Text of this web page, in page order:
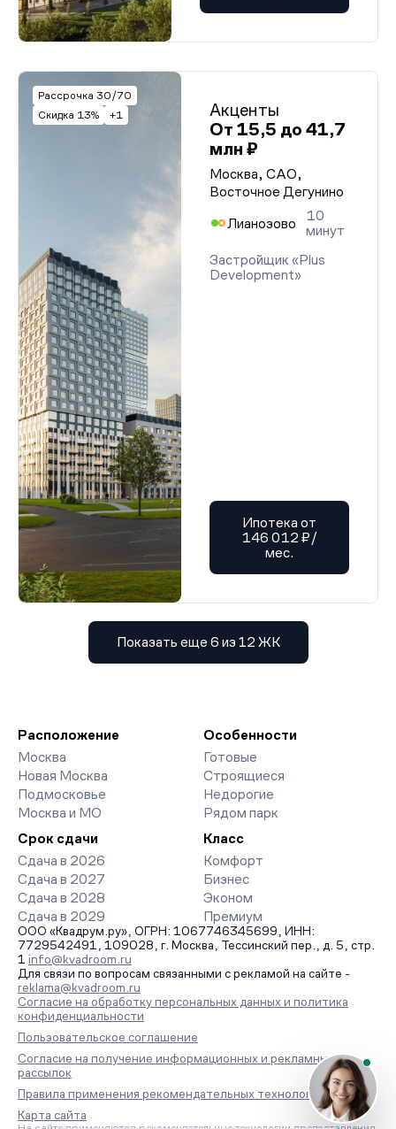
Рассрочка 30/70
Скидка 13%
+1
Акценты
От 15,5 до 41,7
млн ₽
Москва, САО,
Восточное Дегунино
Лианозово
10
минут
Застройщик «Plus
Development»
Ипотека от
146 012 ₽/
мес.
Показать еще 6 из 12 ЖК
Расположение
Москва
Новая Москва
Подмосковье
Москва и МО
Особенности
Готовые
Строящиеся
Недорогие
Рядом парк
Срок сдачи
Сдача в 2026
Сдача в 2027
Сдача в 2028
Сдача в 2029
Класс
Комфорт
Бизнес
Эконом
Премиум
ООО «Квадрум.ру», ОГРН: 1067746345699, ИНН:
7729542491, 109028, г. Москва, Тессинский пер., д. 5, стр.
1 info@kvadroom.ru
Для связи по вопросам связанными с рекламой на сайте -
reklama@kvadroom.ru
Согласие на обработку персональных данных и политика
конфиденциальности
Пользовательское соглашение
Согласие на получение информационных и рекламных
рассылок
Правила применения рекомендательных технологий
Карта сайта